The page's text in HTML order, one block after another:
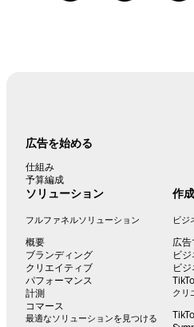
広告を始める
仕組み
予算編成
ソリューション
フルファネルソリューション
概要
ブランディング
クリエイティブ
パフォーマンス
計測
コマース
最適なソリューションを見つける
作成
ビジ
広告
ビ
ビ
クリ